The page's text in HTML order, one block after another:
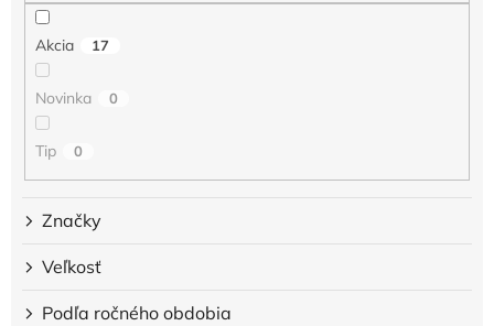
Akcia 17
Novinka 0
Tip 0
Značky
Veľkosť
Podľa ročného obdobia